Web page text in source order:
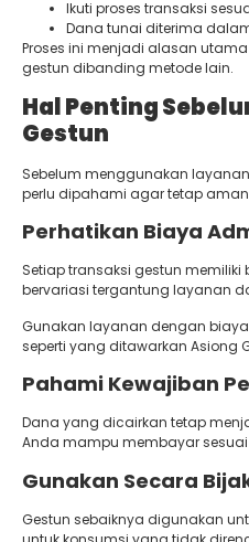
Ikuti proses transaksi
Dana tunai diterima
Proses ini menjadi alasan
gestun dibanding metode lain.
Hal Penting
Gestun
Sebelum menggunakan
perlu dipahami agar tetap
Perhatikan Biaya
Setiap transaksi gestun
bervariasi tergantung layanan
Gunakan layanan dengan
seperti yang ditawarkan Asiong
Pahami Kewajiban
Dana yang dicairkan tetap
Anda mampu membayar
Gunakan Secara
Gestun sebaiknya digunakan